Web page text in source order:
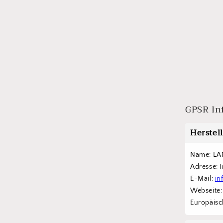
GPSR
Name:
Adresse:
E-Mail:
Webseite: